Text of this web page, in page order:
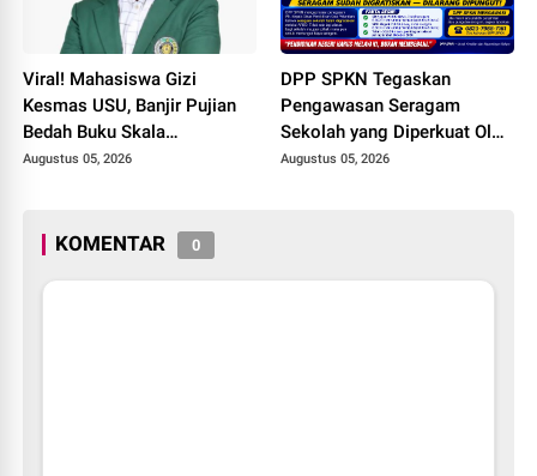
Viral! Mahasiswa Gizi
Kesmas USU, Banjir Pujian
Bedah Buku Skala
International dari 70 Ribu
Augustus 05, 2026
DPP SPKN Tegaskan
Pengawasan Seragam
Sekolah yang Diperkuat Oleh
Peryataan Plt. KADISDIK
Augustus 05, 2026
KOMENTAR 0